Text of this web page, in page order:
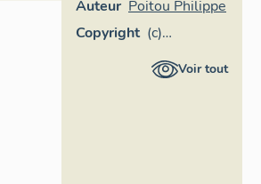
Auteur Poitou Philippe
Copyright (c)
InventaireVoir tout